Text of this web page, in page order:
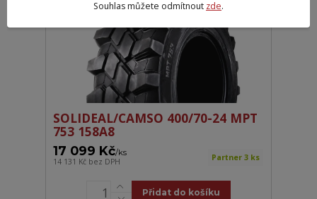
SOLIDEAL/CAMSO 400/70-24 MPT
753 158A8
17 099 Kč/ks
14 131 Kč bez DPH Partner 3 ks
Přidat do košíku
Souhlas můžete odmítnout zde.